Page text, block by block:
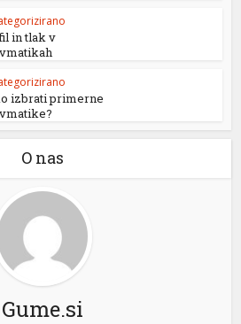
in tlak v
izbrati primerne
O nas
Gume.si